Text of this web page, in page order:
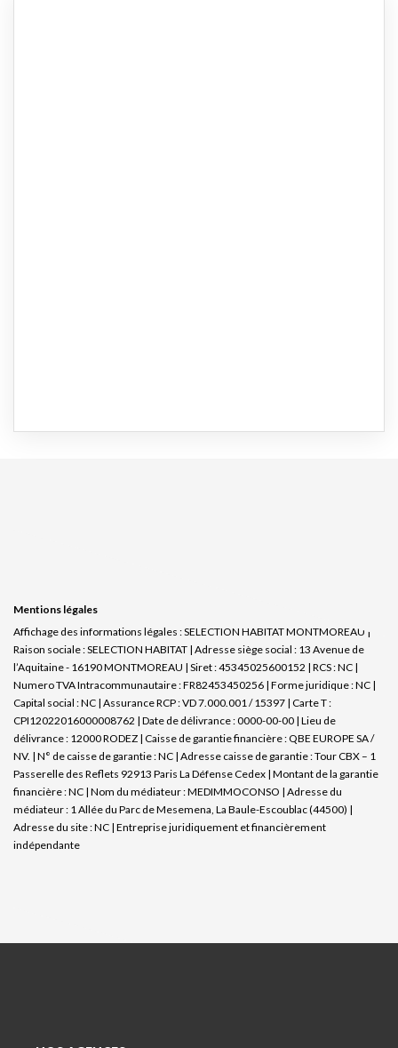
Mentions légales
Affichage des informations légales : SELECTION HABITAT MONTMOREAU |
Raison sociale : SELECTION HABITAT | Adresse siège social : 13 Avenue de
l’Aquitaine - 16190 MONTMOREAU | Siret : 45345025600152 | RCS : NC |
Numero TVA Intracommunautaire : FR82453450256 | Forme juridique : NC |
Capital social : NC | Assurance RCP : VD 7.000.001 / 15397 | Carte T :
CPI12022016000008762 | Date de délivrance : 0000-00-00 | Lieu de
délivrance : 12000 RODEZ | Caisse de garantie financière : QBE EUROPE SA /
NV. | N° de caisse de garantie : NC | Adresse caisse de garantie : Tour CBX – 1
Passerelle des Reflets 92913 Paris La Défense Cedex | Montant de la garantie
financière : NC | Nom du médiateur : MEDIMMOCONSO | Adresse du
médiateur : 1 Allée du Parc de Mesemena, La Baule-Escoublac (44500) |
Adresse du site : NC | Entreprise juridiquement et financièrement
indépendante